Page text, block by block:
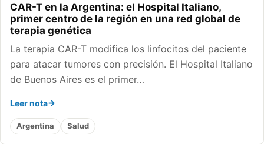
CAR-T en la Argentina: el Hospital Italiano,
primer centro de la región en una red global de
terapia genética
La terapia CAR-T modifica los linfocitos del paciente
para atacar tumores con precisión. El Hospital Italiano
de Buenos Aires es el primer…
Leer nota
Argentina Salud